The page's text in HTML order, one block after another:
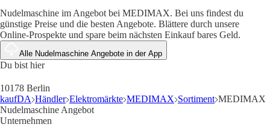
Nudelmaschine im Angebot bei MEDIMAX. Bei uns findest du
günstige Preise und die besten Angebote. Blättere durch unsere
Online-Prospekte und spare beim nächsten Einkauf bares Geld.
Alle Nudelmaschine Angebote in der App
Du bist hier
10178 Berlin
kaufDA Händler Elektromärkte MEDIMAX Sortiment MEDIMAX
Nudelmaschine Angebot
Unternehmen